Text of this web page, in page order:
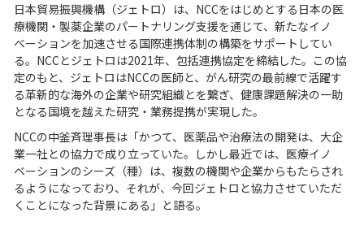
日本貿易振興機構（ジェトロ）は、NCCをはじめとする日本の医
療機関・製薬企業のパートナリング支援を通じて、新たなイノ
ベーションを加速させる国際連携体制の構築をサポートしてい
る。NCCとジェトロは2021年、包括連携協定を締結した。この協
定のもと、ジェトロはNCCの医師と、がん研究の最前線で活躍す
る革新的な海外の企業や研究組織とを繋ぎ、健康課題解決の一助
となる国境を越えた研究・業務提携が実現した。
NCCの中釜斉理事長は「かつて、医薬品や治療法の開発は、大企
業一社との協力で成り立っていた。しかし最近では、医療イノ
ベーションのシーズ（種）は、複数の機関や企業からもたらされ
るようになっており、それが、今回ジェトロと協力させていただ
くことになった背景にある」と語る。